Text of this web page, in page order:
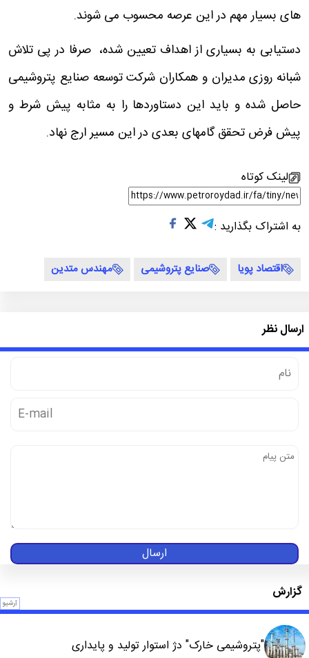
های بسیار مهم در این عرصه محسوب می شوند.
دستیابی به بسیاری از اهداف تعیین شده، صرفا در پی تلاش
شبانه روزی مدیران و همکاران شرکت توسعه صنایع پتروشیمی
حاصل شده و باید این دستاوردها را به مثابه پیش شرط و
پیش فرض تحقق گامهای بعدی در این مسیر ارج نهاد.
لینک کوتاه
به اشتراک بگذارید :
اقتصاد پویا صنایع پتروشیمی مهندس متدین
ارسال نظر
ارسال
گزارش
آرشیو
"پتروشیمی خارک" دژ استوار تولید و پایداری